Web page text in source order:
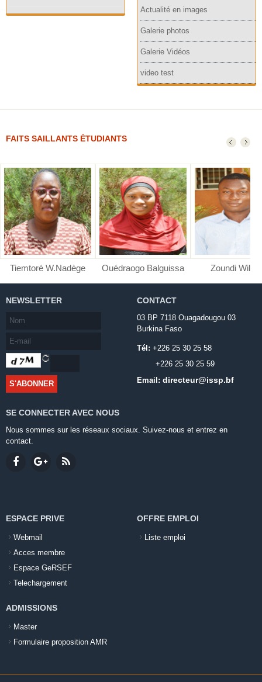
Actualité en images
Galerie photos
Galerie Vidéos
video test
FAITS SAILLANTS ÉTUDIANTS
Tiemtoré W.Nadège Ouédraogo Balguissa Zoundi
NEWSLETTER CONTACT
03 BP 7118 Ouagadougou 03
Burkina Faso
Tél: +226 25 30 25 58
+226 25 30 25 59
Email: directeur@issp.bf
SE CONNECTER AVEC NOUS
Nous sommes sur les réseaux sociaux. Suivez-nous et entrez en
contact.
ESPACE PRIVE
Webmail
Acces membre
Espace GeRSEF
Telechargement
OFFRE EMPLOI
Liste emploi
ADMISSIONS
Master
Formulaire proposition AMR